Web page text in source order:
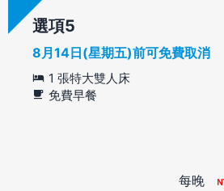
選項
8月14日(星期五)前可免費取消
1 張特大雙人床
免費早餐
每晚